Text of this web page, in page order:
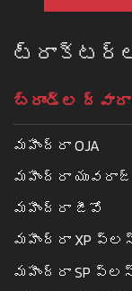
బ్రాండ్ల ద్వారా
మహీంద్రా OJA
మహీంద్రా యువరాజ్
మహీంద్రా జీవో
మహీంద్రా XP
మహీంద్రా SP